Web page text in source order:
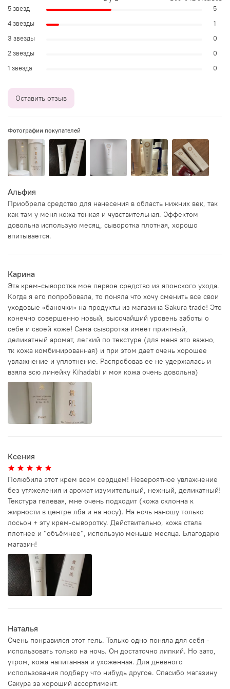
Фотографии покупателей
Альфия
Приобрела средство для нанесения в область нижних век, так
как там у меня кожа тонкая и чувствительная. Эффектом
довольна использую месяц, сыворотка плотная, хорошо
впитывается.
Карина
Эта крем-сыворотка мое первое средство из японского ухода.
Когда я его попробовала, то поняла что хочу сменить все свои
уходовые «баночки» на продукты из магазина Sakura trade! Это
конечно совершенно новый, высочайший уровень заботы о
себе и своей коже! Сама сыворотка имеет приятный,
деликатный аромат, легкий по текстуре (для меня это важно,
тк кожа комбинированная) и при этом дает очень хорошее
увлажнение и уплотнение. Распробовав ее не удержалась и
взяла всю линейку Kihadabi и моя кожа очень довольна)
Ксения
Полюбила этот крем всем сердцем! Невероятное увлажнение
без утяжеления и аромат изумительный, нежный, деликатный!
Текстура гелевая, мне очень подходит (кожа склонна к
жирности в центре лба и на носу). На ночь наношу только
лосьон + эту крем-сыворотку. Действительно, кожа стала
плотнее и "объёмнее", использую меньше месяца. Благодарю
магазин!
Наталья
Очень понравился этот гель. Только одно поняла для себя -
использовать только на ночь. Он достаточно липкий. Но зато,
утром, кожа напитанная и ухоженная. Для дневного
использования подберу что нибудь другое. Спасибо магазину
Сакура за хороший ассортимент.
5 звезд
5
4 звезды
1
3 звезды
0
2 звезды
0
1 звезда
0
Оставить отзыв